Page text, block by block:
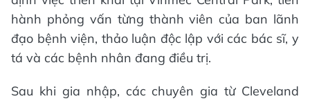
hành phỏng vấn từng thành viên của ban lãnh
đạo bệnh viện, thảo luận độc lập với các bác sĩ, y
tá và các bệnh nhân đang điều trị.
Sau khi gia nhập, các chuyên gia từ Cleveland